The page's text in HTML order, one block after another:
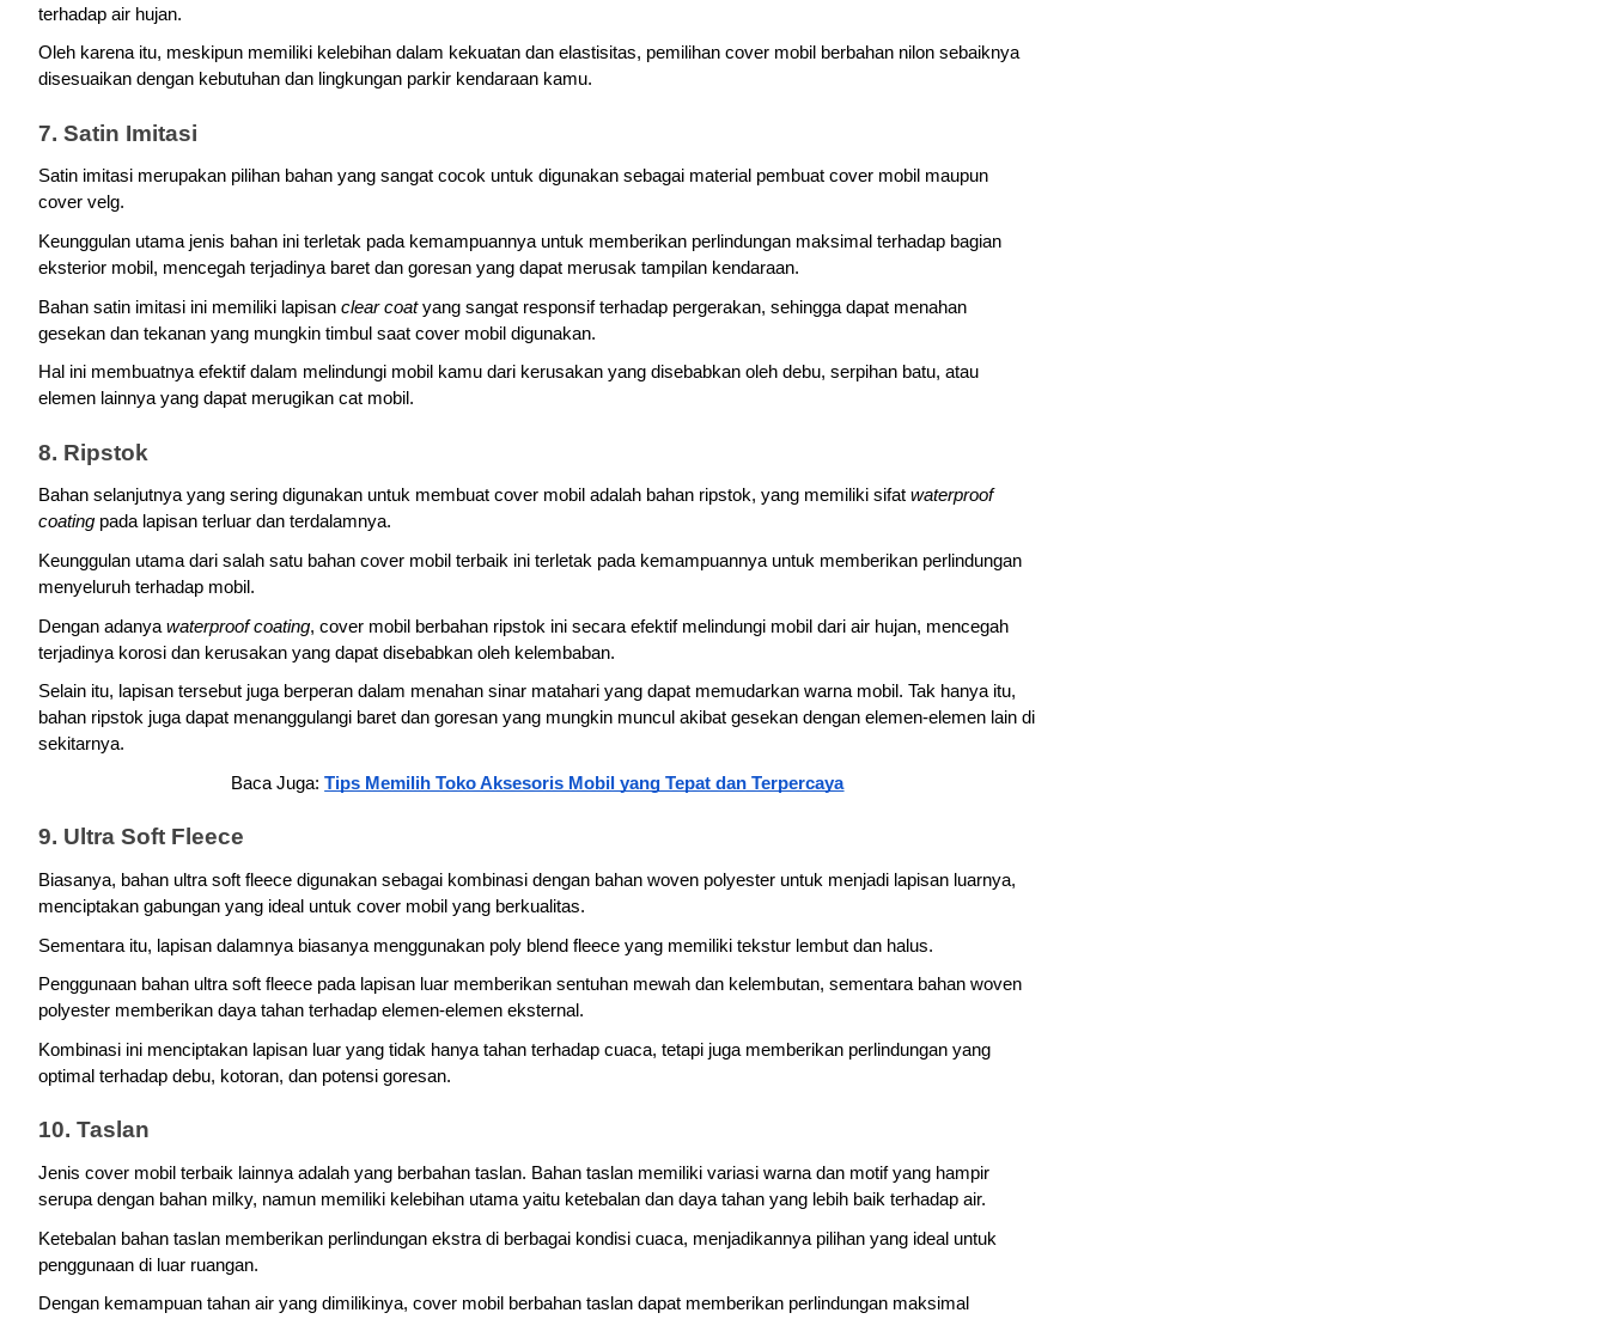
terhadap air hujan.
Oleh karena itu, meskipun memiliki kelebihan dalam kekuatan dan elastisitas, pemilihan cover mobil berbahan nilon sebaiknya
disesuaikan dengan kebutuhan dan lingkungan parkir kendaraan kamu.
7. Satin Imitasi
Satin imitasi merupakan pilihan bahan yang sangat cocok untuk digunakan sebagai material pembuat cover mobil maupun
cover velg.
Keunggulan utama jenis bahan ini terletak pada kemampuannya untuk memberikan perlindungan maksimal terhadap bagian
eksterior mobil, mencegah terjadinya baret dan goresan yang dapat merusak tampilan kendaraan.
Bahan satin imitasi ini memiliki lapisan clear coat yang sangat responsif terhadap pergerakan, sehingga dapat menahan
gesekan dan tekanan yang mungkin timbul saat cover mobil digunakan.
Hal ini membuatnya efektif dalam melindungi mobil kamu dari kerusakan yang disebabkan oleh debu, serpihan batu, atau
elemen lainnya yang dapat merugikan cat mobil.
8. Ripstok
Bahan selanjutnya yang sering digunakan untuk membuat cover mobil adalah bahan ripstok, yang memiliki sifat waterproof
coating pada lapisan terluar dan terdalamnya.
Keunggulan utama dari salah satu bahan cover mobil terbaik ini terletak pada kemampuannya untuk memberikan perlindungan
menyeluruh terhadap mobil.
Dengan adanya waterproof coating, cover mobil berbahan ripstok ini secara efektif melindungi mobil dari air hujan, mencegah
terjadinya korosi dan kerusakan yang dapat disebabkan oleh kelembaban.
Selain itu, lapisan tersebut juga berperan dalam menahan sinar matahari yang dapat memudarkan warna mobil. Tak hanya itu,
bahan ripstok juga dapat menanggulangi baret dan goresan yang mungkin muncul akibat gesekan dengan elemen-elemen lain di
sekitarnya.
Baca Juga: Tips Memilih Toko Aksesoris Mobil yang Tepat dan Terpercaya
9. Ultra Soft Fleece
Biasanya, bahan ultra soft fleece digunakan sebagai kombinasi dengan bahan woven polyester untuk menjadi lapisan luarnya,
menciptakan gabungan yang ideal untuk cover mobil yang berkualitas.
Sementara itu, lapisan dalamnya biasanya menggunakan poly blend fleece yang memiliki tekstur lembut dan halus.
Penggunaan bahan ultra soft fleece pada lapisan luar memberikan sentuhan mewah dan kelembutan, sementara bahan woven
polyester memberikan daya tahan terhadap elemen-elemen eksternal.
Kombinasi ini menciptakan lapisan luar yang tidak hanya tahan terhadap cuaca, tetapi juga memberikan perlindungan yang
optimal terhadap debu, kotoran, dan potensi goresan.
10. Taslan
Jenis cover mobil terbaik lainnya adalah yang berbahan taslan. Bahan taslan memiliki variasi warna dan motif yang hampir
serupa dengan bahan milky, namun memiliki kelebihan utama yaitu ketebalan dan daya tahan yang lebih baik terhadap air.
Ketebalan bahan taslan memberikan perlindungan ekstra di berbagai kondisi cuaca, menjadikannya pilihan yang ideal untuk
penggunaan di luar ruangan.
Dengan kemampuan tahan air yang dimilikinya, cover mobil berbahan taslan dapat memberikan perlindungan maksimal